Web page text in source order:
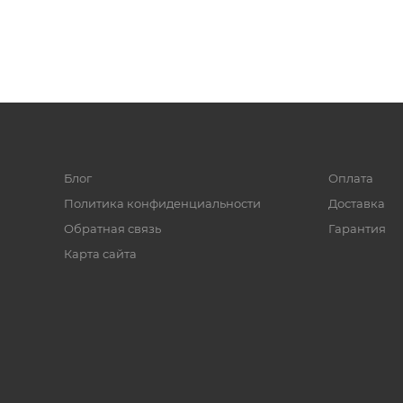
Блог
Политика конфиденциальности
Обратная связь
Карта сайта
Оплата
Доставка
Гарантия